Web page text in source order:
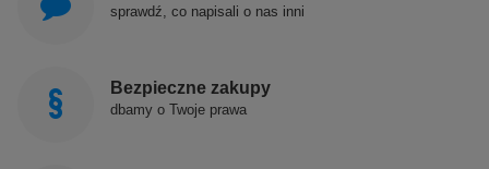
sprawdź, co napisali o nas inni
Bezpieczne zakupy
dbamy o Twoje prawa